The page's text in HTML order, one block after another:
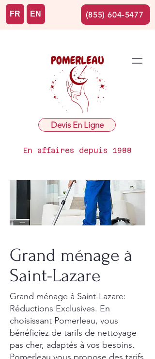
Devis En Ligne
En affaires depuis 1988
FR EN (855) 604-5477
Grand ménage à
Saint-Lazare
Grand ménage à Saint-Lazare:
Réductions Exclusives. En
choisissant Pomerleau, vous
bénéficiez de tarifs de nettoyage
pas cher, adaptés à vos besoins.